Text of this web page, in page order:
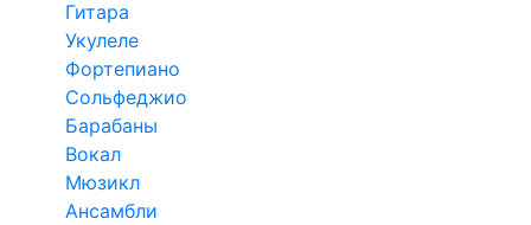
Гитара
Укулеле
Фортепиано
Сольфеджио
Барабаны
Вокал
Мюзикл
Ансамбли